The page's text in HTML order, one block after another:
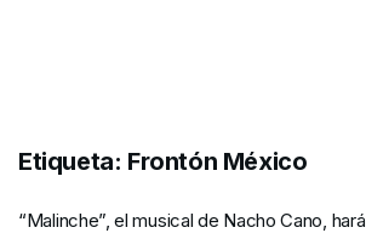
Etiqueta: Frontón México
“Malinche”, el musical de Nacho Cano, hará